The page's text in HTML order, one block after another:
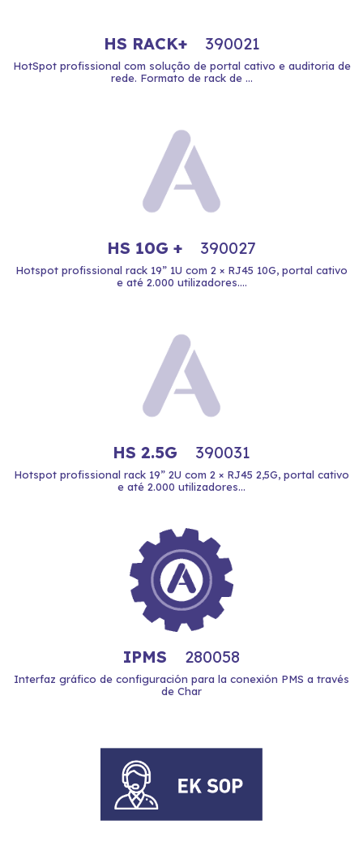
HS RACK+ 390021
HotSpot profissional com solução de portal cativo e auditoria de
rede. Formato de rack de ...
HS 10G + 390027
Hotspot profissional rack 19” 1U com 2 × RJ45 10G, portal cativo
e até 2.000 utilizadores....
HS 2.5G 390031
Hotspot profissional rack 19” 2U com 2 × RJ45 2,5G, portal cativo
e até 2.000 utilizadores...
IPMS 280058
Interfaz gráfico de configuración para la conexión PMS a través
de Char